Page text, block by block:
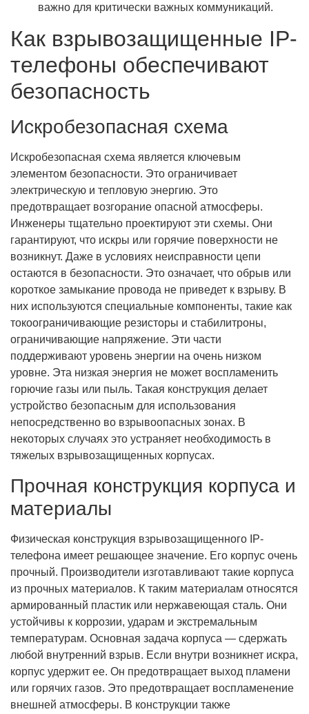
важно для критически важных коммуникаций.
Как взрывозащищенные IP-
телефоны обеспечивают
безопасность
Искробезопасная схема
Искробезопасная схема является ключевым
элементом безопасности. Это ограничивает
электрическую и тепловую энергию. Это
предотвращает возгорание опасной атмосферы.
Инженеры тщательно проектируют эти схемы. Они
гарантируют, что искры или горячие поверхности не
возникнут. Даже в условиях неисправности цепи
остаются в безопасности. Это означает, что обрыв или
короткое замыкание провода не приведет к взрыву. В
них используются специальные компоненты, такие как
токоограничивающие резисторы и стабилитроны,
ограничивающие напряжение. Эти части
поддерживают уровень энергии на очень низком
уровне. Эта низкая энергия не может воспламенить
горючие газы или пыль. Такая конструкция делает
устройство безопасным для использования
непосредственно во взрывоопасных зонах. В
некоторых случаях это устраняет необходимость в
тяжелых взрывозащищенных корпусах.
Прочная конструкция корпуса и
материалы
Физическая конструкция взрывозащищенного IP-
телефона имеет решающее значение. Его корпус очень
прочный. Производители изготавливают такие корпуса
из прочных материалов. К таким материалам относятся
армированный пластик или нержавеющая сталь. Они
устойчивы к коррозии, ударам и экстремальным
температурам. Основная задача корпуса — сдержать
любой внутренний взрыв. Если внутри возникнет искра,
корпус удержит ее. Он предотвращает выход пламени
или горячих газов. Это предотвращает воспламенение
внешней атмосферы. В конструкции также